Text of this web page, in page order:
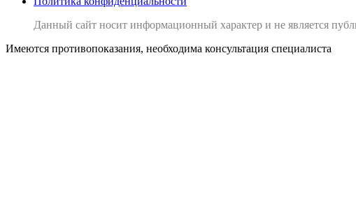
Данный сайт носит информационный характер и не является
Имеются противопоказания, необходима консультация специалиста